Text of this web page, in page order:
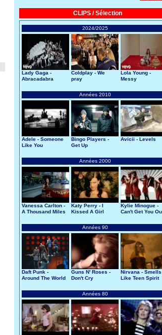
CLIPS / Sélection
2024/2025
Lady Gaga -
Abracadabra
Coldplay - We
pray
Lola Young -
Messy
Années 2010
Adele - Someone
Like You
Bingo Players -
Get Up
Avicii - Levels
Années 2000
Vanessa Carlton -
A Thousand Miles
Katy Perry - I
Kissed A Girl
Kylie Minogue -
Can't Get You
Années 90
Daft Punk -
Around The World
Guns N' Roses -
Don't Cry
Nirvana - Smells
Like Teen Spirit
Années 80